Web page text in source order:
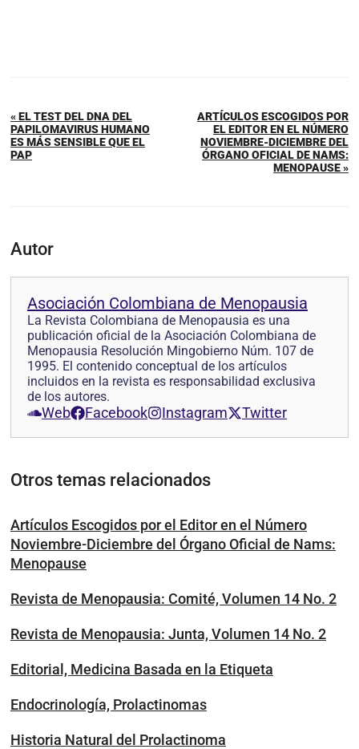
« EL TEST DEL DNA DEL
PAPILOMAVIRUS HUMANO
ES MÁS SENSIBLE QUE EL
PAP
ARTÍCULOS ESCOGIDOS POR
EL EDITOR EN EL NÚMERO
NOVIEMBRE-DICIEMBRE DEL
ÓRGANO OFICIAL DE NAMS:
MENOPAUSE »
Autor
Asociación Colombiana de Menopausia
La Revista Colombiana de Menopausia es una
publicación oficial de la Asociación Colombiana de
Menopausia Resolución Mingobierno Núm. 107 de
1995. El contenido conceptual de los artículos
incluidos en la revista es responsabilidad exclusiva
de los autores.
Web Facebook Instagram Twitter
Otros temas relacionados
Artículos Escogidos por el Editor en el Número
Noviembre-Diciembre del Órgano Oficial de Nams:
Menopause
Revista de Menopausia: Comité, Volumen 14 No. 2
Revista de Menopausia: Junta, Volumen 14 No. 2
Editorial, Medicina Basada en la Etiqueta
Endocrinología, Prolactinomas
Historia Natural del Prolactinoma